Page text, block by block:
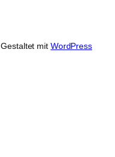
Gestaltet mit WordPress